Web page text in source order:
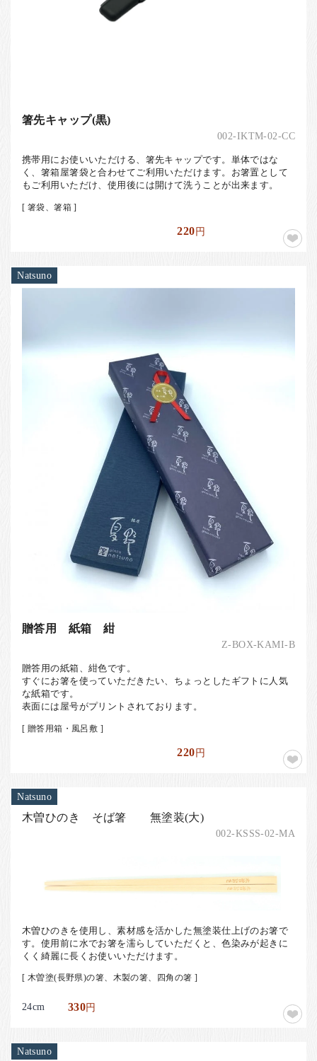
箸先キャップ(黒)
002-IKTM-02-CC
携帯用にお使いいただける、箸先キャップです。単体ではな
く、箸箱屋箸袋と合わせてご利用いただけます。お箸置として
もご利用いただけ、使用後には開けて洗うことが出来ます。
[ 箸袋、箸箱 ]
220円
Natsuno
贈答用 紙箱 紺
Z-BOX-KAMI-B
贈答用の紙箱、紺色です。
すぐにお箸を使っていただきたい、ちょっとしたギフトに人気
な紙箱です。
表面には屋号がプリントされております。
[ 贈答用箱・風呂敷 ]
220円
Natsuno
木曽ひのき そば箸 無塗装(大)
002-KSSS-02-MA
木曽ひのきを使用し、素材感を活かした無塗装仕上げのお箸で
す。使用前に水でお箸を濡らしていただくと、色染みが起きに
くく綺麗に長くお使いいただけます。
[ 木曽塗(長野県)の箸、木製の箸、四角の箸 ]
24cm 330円
Natsuno